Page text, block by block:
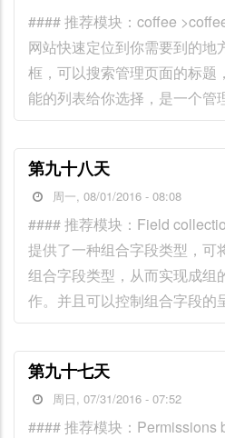
#### 推荐模块：coffee
网站快速定位到你需要到的地
框，可以搜索管理页面的标题
能的列表给你选择，是一个管
第九十八天
周一, 08/01/2016 - 08:08
#### 推荐模块：Field
提供了一种组合字段类型，可
组合字段类型，从而实现成组
作。并且可以控制组合字段的
第九十七天
周日, 07/31/2016 - 07:52
#### 推荐模块：Permissions